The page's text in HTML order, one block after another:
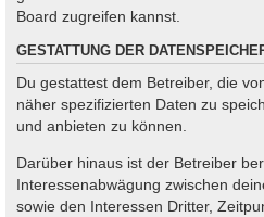
Board zugreifen kannst.
GESTATTUNG DER
Du gestattest dem Betreiber, die
näher spezifizierten Daten zu
und anbieten zu können.
Darüber hinaus ist der Betreiber
Interessenabwägung zwischen
sowie den Interessen Dritter,